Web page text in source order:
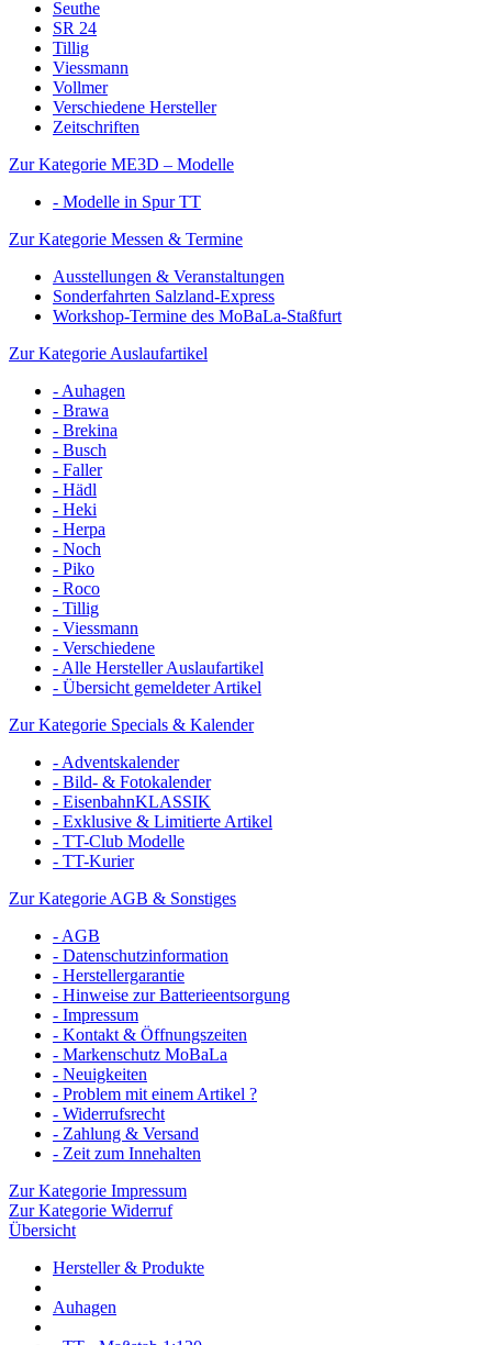
Seuthe
SR 24
Tillig
Viessmann
Vollmer
Verschiedene Hersteller
Zeitschriften
Zur Kategorie ME3D – Modelle
- Modelle in Spur TT
Zur Kategorie Messen & Termine
Ausstellungen & Veranstaltungen
Sonderfahrten Salzland-Express
Workshop-Termine des MoBaLa-Staßfurt
Zur Kategorie Auslaufartikel
- Auhagen
- Brawa
- Brekina
- Busch
- Faller
- Hädl
- Heki
- Herpa
- Noch
- Piko
- Roco
- Tillig
- Viessmann
- Verschiedene
- Alle Hersteller Auslaufartikel
- Übersicht gemeldeter Artikel
Zur Kategorie Specials & Kalender
- Adventskalender
- Bild- & Fotokalender
- EisenbahnKLASSIK
- Exklusive & Limitierte Artikel
- TT-Club Modelle
- TT-Kurier
Zur Kategorie AGB & Sonstiges
- AGB
- Datenschutzinformation
- Herstellergarantie
- Hinweise zur Batterieentsorgung
- Impressum
- Kontakt & Öffnungszeiten
- Markenschutz MoBaLa
- Neuigkeiten
- Problem mit einem Artikel ?
- Widerrufsrecht
- Zahlung & Versand
- Zeit zum Innehalten
Zur Kategorie Impressum
Zur Kategorie Widerruf
Übersicht
Hersteller & Produkte
Auhagen